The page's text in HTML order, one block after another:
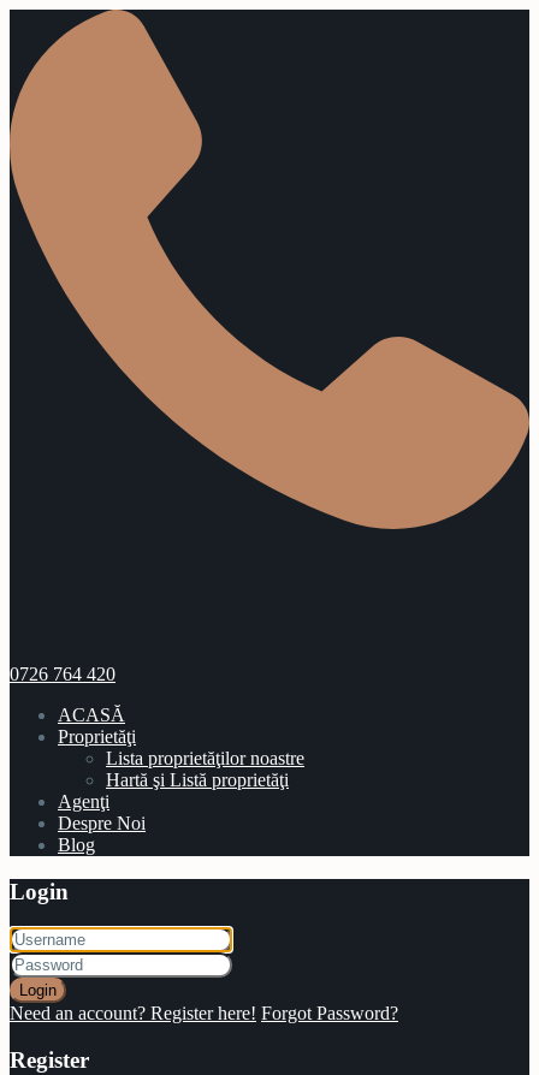
0726 764 420
ACASĂ
Proprietăţi
Lista proprietăţilor noastre
Hartă şi Listă proprietăţi
Agenţi
Despre Noi
Blog
Login
Login
Need an account? Register here! Forgot Password?
Register